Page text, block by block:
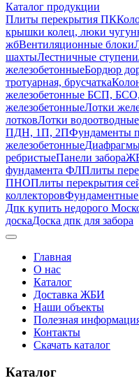
Каталог продукции
Плиты перекрытия ПК
крышки колец, люки
жбВентиляционные блоки
шахтыЛестничные ступени
железобетонныеБордюр
тротуарная, брусчатка
железобетонные БСП,
железобетонныеЛотки
лотковЛотки
ПДН, 1П, 2ПФундаменты
железобетонные
ребристыеПанели забора
фундамента ФЛПлиты
ПНОПлиты перекрытия
коллекторов
Дпк купить недорого
доскаДоска дпк для забора
Главная
О нас
Каталог
Доставка ЖБИ
Наши объекты
Полезная
Контакты
Скачать каталог
Каталог